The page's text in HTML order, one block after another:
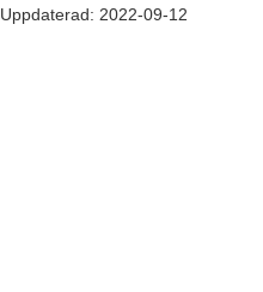
Uppdaterad: 2022-09-12